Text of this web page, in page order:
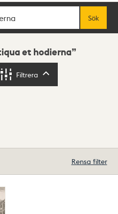
Sök
et hodierna
Filtrera
Rensa filter